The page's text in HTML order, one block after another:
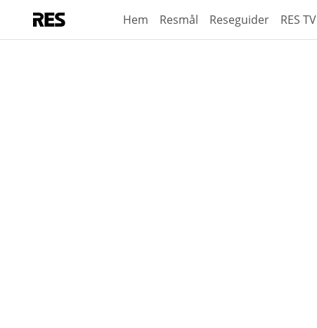
Hem Resmål Reseguider RES TV